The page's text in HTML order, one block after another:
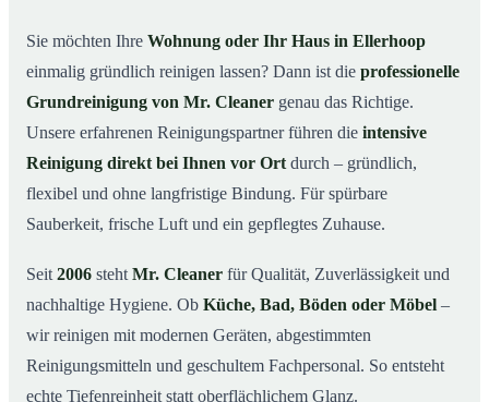
04 So läuft die Grundreinigung in Ellerhoop ab
05 Wann ist eine Grundreinigung sinnvoll?
06Grundreinigung in Ellerhoop & Umgebung
Jetzt kostenloses Angebot anfordern
Sie möchten Ihre Wohnung oder Ihr Haus in Ellerhoop
einmalig gründlich reinigen lassen? Dann ist die professionelle
Grundreinigung von Mr. Cleaner genau das Richtige.
Unsere erfahrenen Reinigungspartner führen die intensive
Reinigung direkt bei Ihnen vor Ort durch – gründlich,
flexibel und ohne langfristige Bindung. Für spürbare
Sauberkeit, frische Luft und ein gepflegtes Zuhause.
Seit 2006 steht Mr. Cleaner für Qualität, Zuverlässigkeit und
nachhaltige Hygiene. Ob Küche, Bad, Böden oder Möbel –
wir reinigen mit modernen Geräten, abgestimmten
Reinigungsmitteln und geschultem Fachpersonal. So entsteht
echte Tiefenreinheit statt oberflächlichem Glanz.